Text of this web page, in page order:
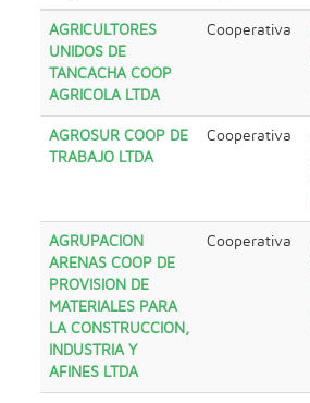
AGRICULTORES
UNIDOS DE
TANCACHA COOP
AGRICOLA LTDA
Cooperativa
AGROSUR COOP DE
TRABAJO LTDA
Cooperativa
AGRUPACION
ARENAS COOP DE
PROVISION DE
MATERIALES PARA
LA CONSTRUCCION,
INDUSTRIA Y
AFINES LTDA
Cooperativa